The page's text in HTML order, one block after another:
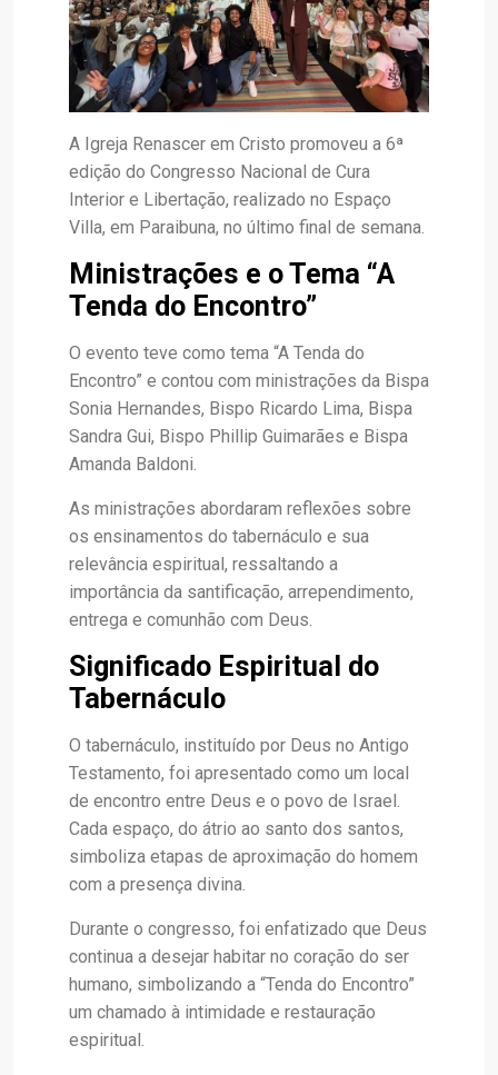
A Igreja Renascer em Cristo promoveu a 6ª
edição do Congresso Nacional de Cura
Interior e Libertação, realizado no Espaço
Villa, em Paraibuna, no último final de semana.
Ministrações e o Tema “A
Tenda do Encontro”
O evento teve como tema “A Tenda do
Encontro” e contou com ministrações da Bispa
Sonia Hernandes, Bispo Ricardo Lima, Bispa
Sandra Gui, Bispo Phillip Guimarães e Bispa
Amanda Baldoni.
As ministrações abordaram reflexões sobre
os ensinamentos do tabernáculo e sua
relevância espiritual, ressaltando a
importância da santificação, arrependimento,
entrega e comunhão com Deus.
Significado Espiritual do
Tabernáculo
O tabernáculo, instituído por Deus no Antigo
Testamento, foi apresentado como um local
de encontro entre Deus e o povo de Israel.
Cada espaço, do átrio ao santo dos santos,
simboliza etapas de aproximação do homem
com a presença divina.
Durante o congresso, foi enfatizado que Deus
continua a desejar habitar no coração do ser
humano, simbolizando a “Tenda do Encontro”
um chamado à intimidade e restauração
espiritual.